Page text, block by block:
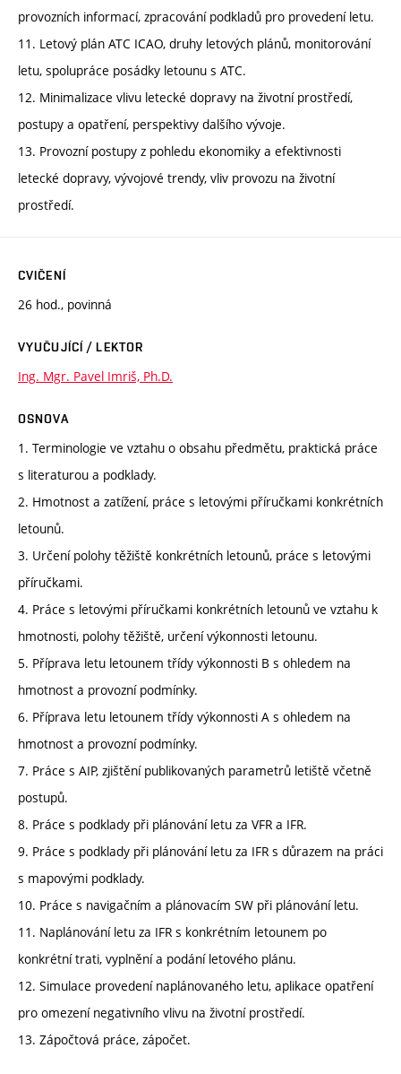
provozních informací, zpracování podkladů pro provedení letu.
11. Letový plán ATC ICAO, druhy letových plánů, monitorování
letu, spolupráce posádky letounu s ATC.
12. Minimalizace vlivu letecké dopravy na životní prostředí,
postupy a opatření, perspektivy dalšího vývoje.
13. Provozní postupy z pohledu ekonomiky a efektivnosti
letecké dopravy, vývojové trendy, vliv provozu na životní
prostředí.
CVIČENÍ
26 hod., povinná
VYUČUJÍCÍ / LEKTOR
Ing. Mgr. Pavel Imriš, Ph.D.
OSNOVA
1. Terminologie ve vztahu o obsahu předmětu, praktická práce
s literaturou a podklady.
2. Hmotnost a zatížení, práce s letovými příručkami konkrétních
letounů.
3. Určení polohy těžiště konkrétních letounů, práce s letovými
příručkami.
4. Práce s letovými příručkami konkrétních letounů ve vztahu k
hmotnosti, polohy těžiště, určení výkonnosti letounu.
5. Příprava letu letounem třídy výkonnosti B s ohledem na
hmotnost a provozní podmínky.
6. Příprava letu letounem třídy výkonnosti A s ohledem na
hmotnost a provozní podmínky.
7. Práce s AIP, zjištění publikovaných parametrů letiště včetně
postupů.
8. Práce s podklady při plánování letu za VFR a IFR.
9. Práce s podklady při plánování letu za IFR s důrazem na práci
s mapovými podklady.
10. Práce s navigačním a plánovacím SW při plánování letu.
11. Naplánování letu za IFR s konkrétním letounem po
konkrétní trati, vyplnění a podání letového plánu.
12. Simulace provedení naplánovaného letu, aplikace opatření
pro omezení negativního vlivu na životní prostředí.
13. Zápočtová práce, zápočet.